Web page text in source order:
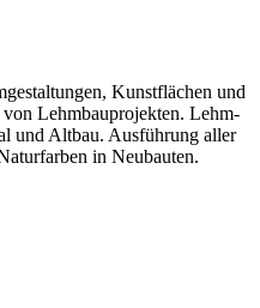
Kunstflächen und
Lehmbauprojekten. Lehm-
und Altbau. Ausführung aller
in Neubauten.